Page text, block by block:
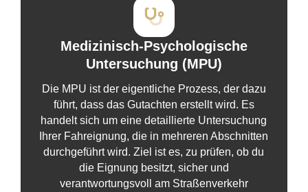
Medizinisch-Psychologische
Untersuchung (MPU)
Die MPU ist der eigentliche Prozess, der dazu
führt, dass das Gutachten erstellt wird. Es
handelt sich um eine detaillierte Untersuchung
Ihrer Fahreignung, die in mehreren Abschnitten
durchgeführt wird. Ziel ist es, zu prüfen, ob du
die Eignung besitzt, sicher und
verantwortungsvoll am Straßenverkehr